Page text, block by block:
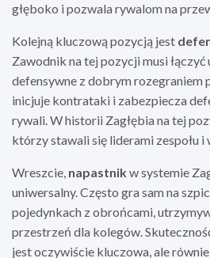
głęboko i pozwala rywalom na
Kolejną kluczową pozycją jest
Zawodnik na tej pozycji musi
defensywne z dobrym rozegraniem
inicjuje kontrataki i zabezpiecza
rywali. W historii Zagłębia na tej
którzy stawali się liderami zespołu
Wreszcie, napastnikw systemie
uniwersalny. Często gra sam na
pojedynkach z obrońcami,
przestrzeń dla kolegów.
jest oczywiście kluczowa, ale